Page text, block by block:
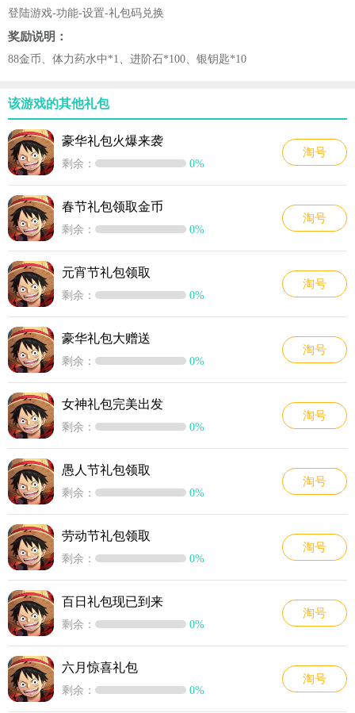
登陆游戏-功能-设置-礼包码兑换
奖励说明：
88金币、体力药水中*1、进阶石*100、银钥匙*10
该游戏的其他礼包
豪华礼包火爆来袭
剩余： 0%
淘号
春节礼包领取金币
剩余： 0%
淘号
元宵节礼包领取
剩余： 0%
淘号
豪华礼包大赠送
剩余： 0%
淘号
女神礼包完美出发
剩余： 0%
淘号
愚人节礼包领取
剩余： 0%
淘号
劳动节礼包领取
剩余： 0%
淘号
百日礼包现已到来
剩余： 0%
淘号
六月惊喜礼包
剩余： 0%
淘号